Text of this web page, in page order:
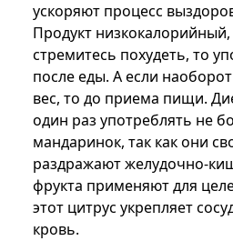
ускоряют процесс
Продукт
стремитесь похудеть, то
после еды. А если
вес, то до приема пищи.
один раз употреблять не
мандаринок, так как они
раздражают желудочно-
фрукта применяют для
этот цитрус укрепляет
кровь.